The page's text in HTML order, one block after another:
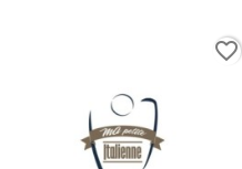
favorite_border